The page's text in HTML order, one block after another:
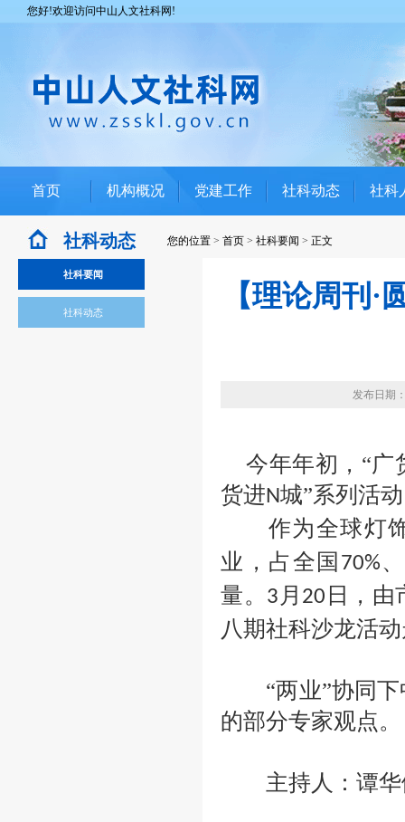
您好!欢迎访问中山人文社科网!
首页 机构概况 党建工作 社科动态 社科
社科动态 您的位置 > 首页 > 社科要闻 > 正文
社科要闻
社科动态 【理论周刊
发布日期
今年年初， “广
货进N城”系列活
作为全球灯饰
业，占全国 70%
量。 3 月 20 日，由
八期社科沙龙活
“两业”协同
的部分专家观点。
主持人：谭华